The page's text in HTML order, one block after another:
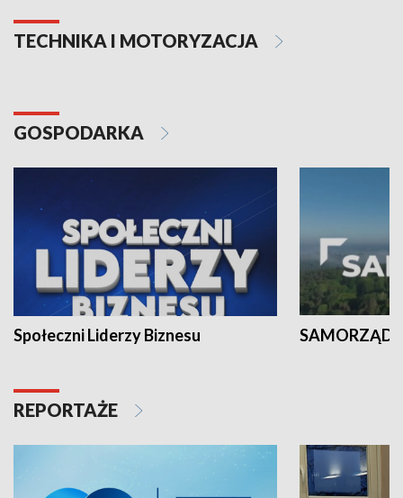
TECHNIKA I MOTORYZACJA
GOSPODARKA
Społeczni Liderzy Biznesu SAMORZĄD
REPORTAŻE